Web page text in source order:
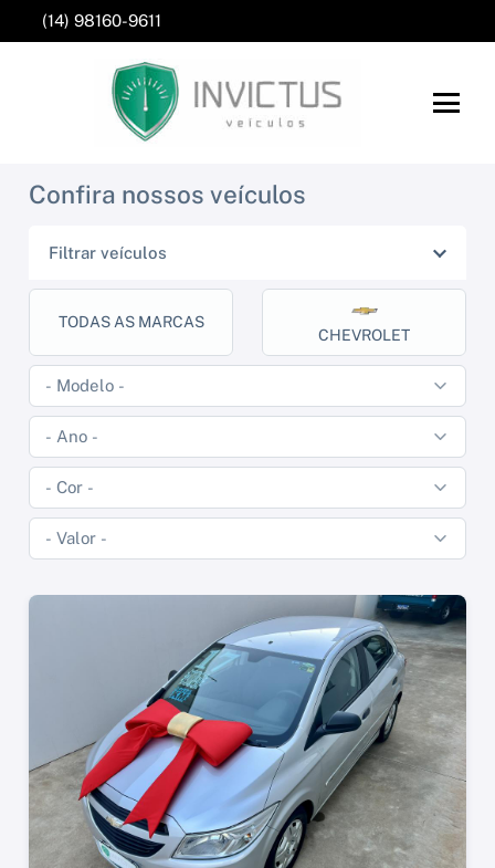
(14) 98160-9611
Confira nossos veículos
Filtrar veículos
TODAS AS MARCAS
CHEVROLET